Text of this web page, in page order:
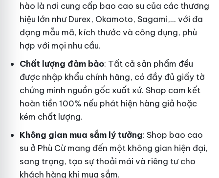
hào là nơi cung cấp bao cao su của các thương
hiệu lớn như Durex, Okamoto, Sagami,... với đa
dạng mẫu mã, kích thước và công dụng, phù
hợp với mọi nhu cầu.
Chất lượng đảm bảo: Tất cả sản phẩm đều
được nhập khẩu chính hãng, có đầy đủ giấy tờ
chứng minh nguồn gốc xuất xứ. Shop cam kết
hoàn tiền 100% nếu phát hiện hàng giả hoặc
kém chất lượng.
Không gian mua sắm lý tưởng: Shop bao cao
su ở Phù Cừ mang đến một không gian hiện đại,
sang trọng, tạo sự thoải mái và riêng tư cho
khách hàng khi mua sắm.